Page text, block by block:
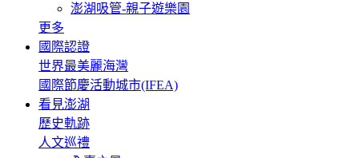
澎湖吸管-親子遊樂園
更多
國際認證
世界最美麗海灣
國際節慶活動城市(IFEA)
看見澎湖
歷史軌跡
人文巡禮